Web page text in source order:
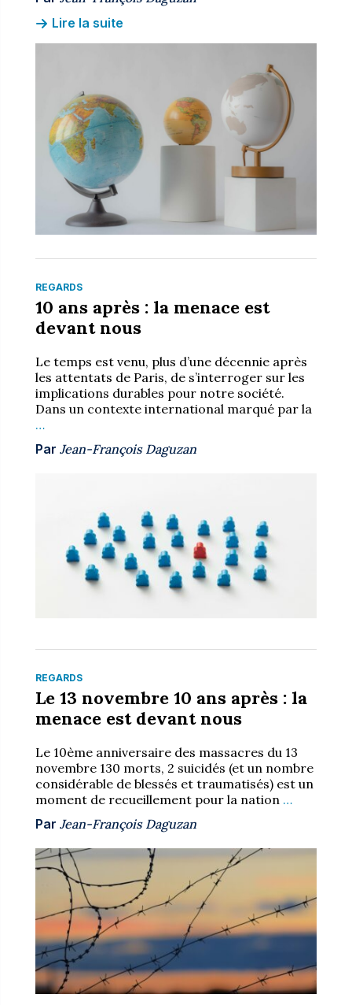
Lire la suite
REGARDS
10 ans après : la menace est
devant nous
Le temps est venu, plus d’une décennie après
les attentats de Paris, de s’interroger sur les
implications durables pour notre société.
Dans un contexte international marqué par la
…
Par Jean-François Daguzan
REGARDS
Le 13 novembre 10 ans après : la
menace est devant nous
Le 10ème anniversaire des massacres du 13
novembre 130 morts, 2 suicidés (et un nombre
considérable de blessés et traumatisés) est un
moment de recueillement pour la nation …
Par Jean-François Daguzan